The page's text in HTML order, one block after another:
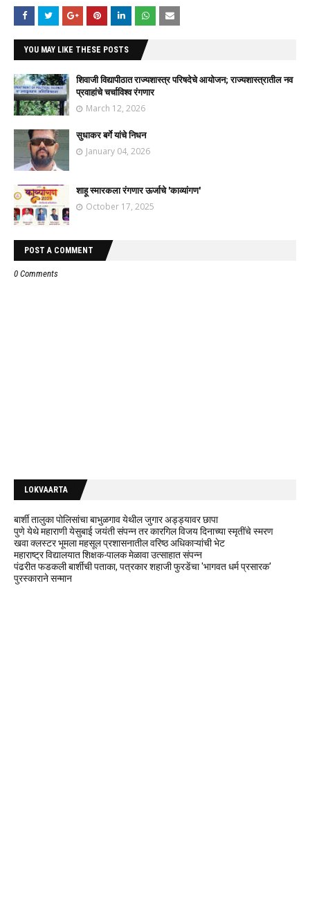
YOU MAY LIKE THESE POSTS
शिवाजी विद्यापीठात राज्यशास्त्र परिषदेचे आयोजन; राज्यशास्त्रातील नव
प्रवाहांचे चर्चाविश्व रंगणार
March 12, 2026
सुधाकर बर्गे यांचे निधन
January 04, 2026
शाहू स्मारकला रंगणार ऊर्जाचे 'काव्यांगण'
October 17, 2025
POST A COMMENT
0 Comments
LOKVAARTA
बार्शी तालुका पोलिसांचा बाभुळगाव येथील जुगार अड्ड्यावर छापा
पुणे येथे महाराणी येसुबाई जयंती संपन्न तर कारगिल विजय दिनाच्या स्मृतींचे स्मरण
खवा क्लस्टर भूमला महसूल प्रशासनातील वरिष्ठ अधिकाऱ्यांची भेट
महाराष्ट्र विद्यालयात शिक्षक-पालक मेळावा उत्साहात संपन्न
पंढरीत फडकली बार्शीची पताका, पत्रकार शहाजी फुरडेंचा 'भागवत धर्म प्रसारक'
पुरस्काराने सन्मान